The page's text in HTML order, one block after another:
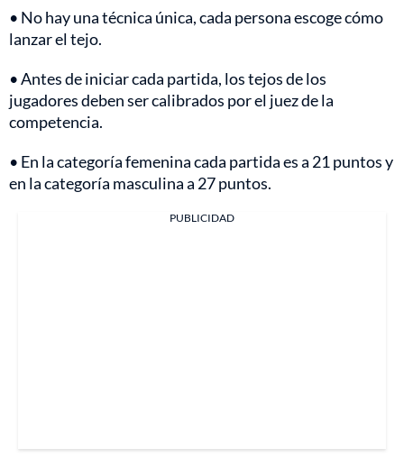
• No hay una técnica única, cada persona escoge cómo
lanzar el tejo.
• Antes de iniciar cada partida, los tejos de los
jugadores deben ser calibrados por el juez de la
competencia.
• En la categoría femenina cada partida es a 21 puntos y
en la categoría masculina a 27 puntos.
PUBLICIDAD